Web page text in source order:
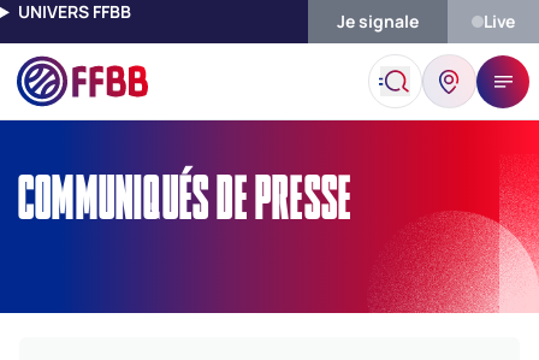
UNIVERS FFBB Je signale Live
Accueil Communiqués De Presse
COMMUNIQUÉS DE PRESSE